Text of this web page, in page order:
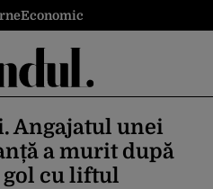
Economic
Angajatul unei
a murit după
gol cu liftul